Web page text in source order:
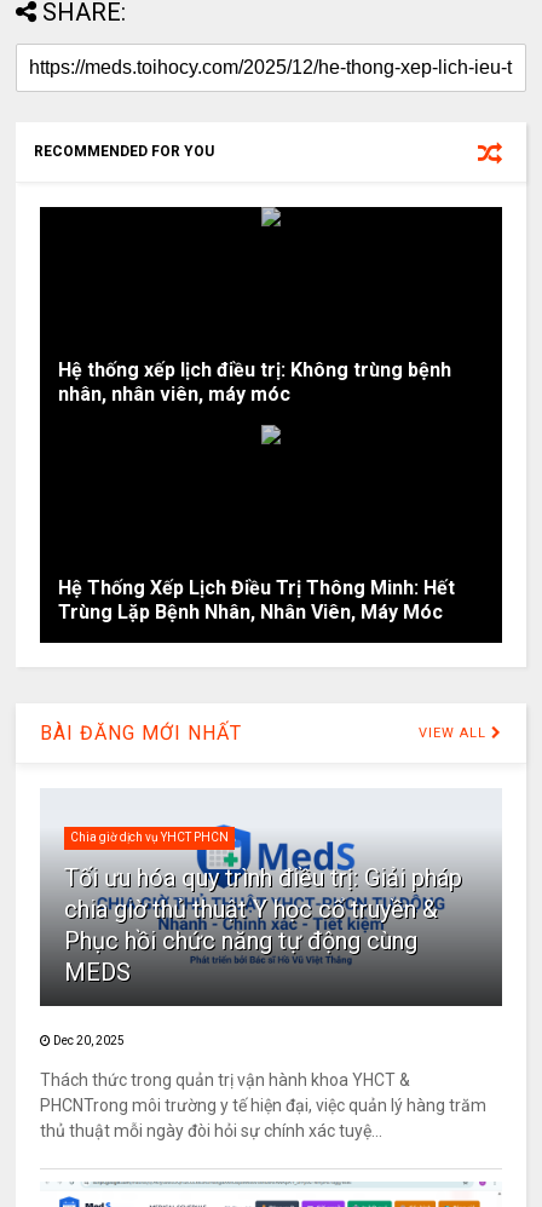
SHARE:
RECOMMENDED FOR YOU
Hệ thống xếp lịch điều trị: Không trùng bệnh
nhân, nhân viên, máy móc
Hệ Thống Xếp Lịch Điều Trị Thông Minh: Hết
Trùng Lặp Bệnh Nhân, Nhân Viên, Máy Móc
BÀI ĐĂNG MỚI NHẤT VIEW ALL
Chia giờ dịch vụ YHCT PHCN
Tối ưu hóa quy trình điều trị: Giải pháp
chia giờ thủ thuật Y học cổ truyền &
Phục hồi chức năng tự động cùng
MEDS
Dec 20, 2025
Thách thức trong quản trị vận hành khoa YHCT &
PHCNTrong môi trường y tế hiện đại, việc quản lý hàng trăm
thủ thuật mỗi ngày đòi hỏi sự chính xác tuyệ...